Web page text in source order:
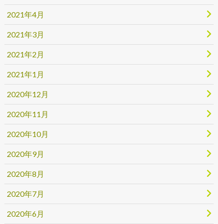
2021年4月
2021年3月
2021年2月
2021年1月
2020年12月
2020年11月
2020年10月
2020年9月
2020年8月
2020年7月
2020年6月